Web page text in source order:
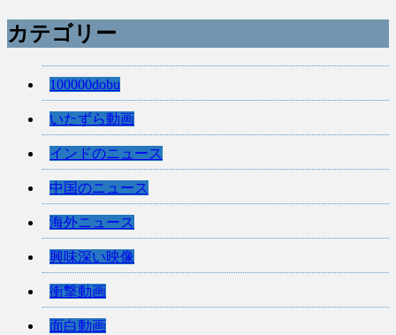
カテゴリー
100000dobu
いたずら動画
インドのニュース
中国のニュース
海外ニュース
興味深い映像
衝撃動画
面白動画